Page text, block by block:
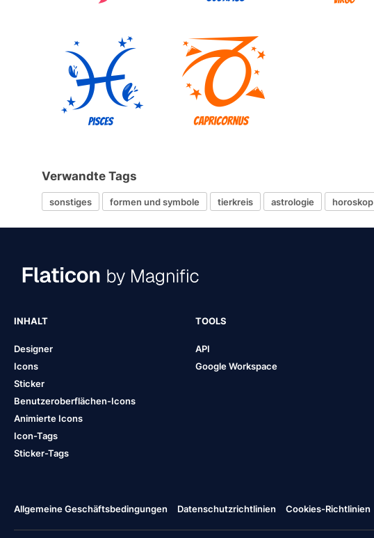
Verwandte Tags
sonstiges formen und symbole tierkreis astrologie horoskop
INHALT
Designer
Icons
Sticker
Benutzeroberflächen-Icons
Animierte Icons
Icon-Tags
Sticker-Tags
TOOLS
API
Google Workspace
Allgemeine Geschäftsbedingungen Datenschutzrichtlinien Cookies-Richtlinien